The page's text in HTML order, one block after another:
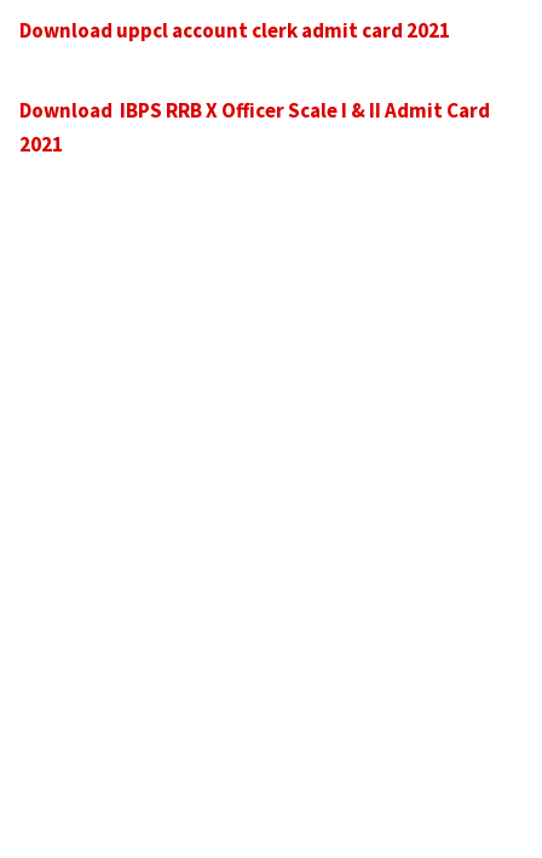
Download uppcl account clerk admit card 2021
Download IBPS RRB X Officer Scale I & II Admit Card
2021